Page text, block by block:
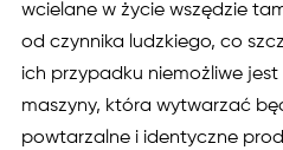
wcielane w życie wszędzie
od czynnika ludzkiego, co
ich przypadku niemożliwe jest
maszyny, która wytwarzać
powtarzalne i identyczne